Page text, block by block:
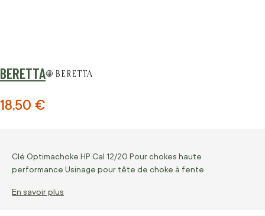
BERETTA
18,50 €
Clé Optimachoke HP Cal 12/20 Pour chokes haute
performance Usinage pour tête de choke à fente
En savoir plus